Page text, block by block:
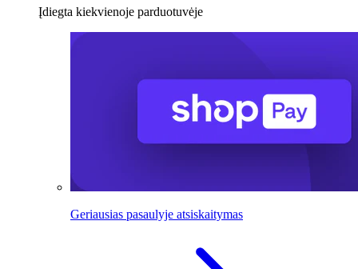
Įdiegta kiekvienoje parduotuvėje
Geriausias pasaulyje atsiskaitymas